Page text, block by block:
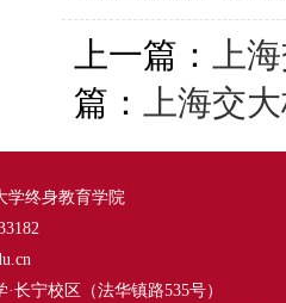
上一篇：
上
篇：
上海交
学终身教育学院
长宁校区（法华镇路535号）